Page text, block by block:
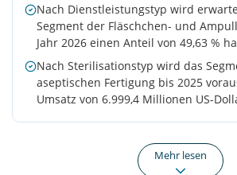
Nach Dienstleistungstyp wird
Segment der Fläschchen- und
Jahr 2026 einen Anteil von 49,63 %
Nach Sterilisationstyp wird das
aseptischen Fertigung bis 2025
Umsatz von 6.999,4 Millionen US-
Mehr lesen